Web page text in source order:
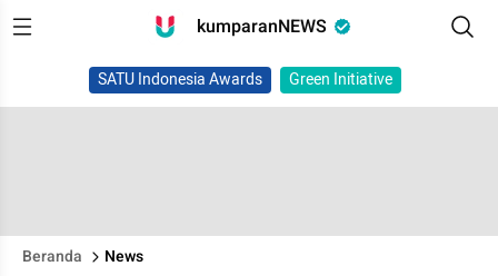
kumparanNEWS
SATU Indonesia Awards Green Initiative
Beranda News